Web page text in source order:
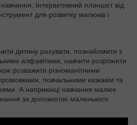
Інтерактивний планшет від
для розвитку малюків і
дитину рахувати, познайомити з
алфавітами, навчити розрізняти
розважити різноманітними
повчальними казками та
А наприкінці навчання малюк
за допомогою маленького